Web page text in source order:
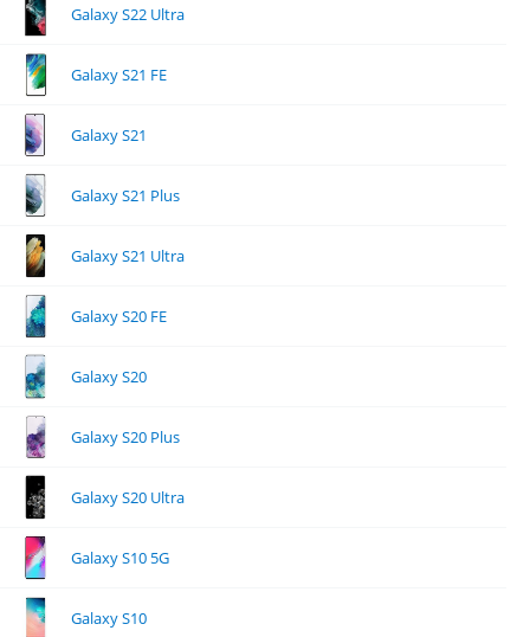
Galaxy S22 Ultra
Galaxy S21 FE
Galaxy S21
Galaxy S21 Plus
Galaxy S21 Ultra
Galaxy S20 FE
Galaxy S20
Galaxy S20 Plus
Galaxy S20 Ultra
Galaxy S10 5G
Galaxy S10